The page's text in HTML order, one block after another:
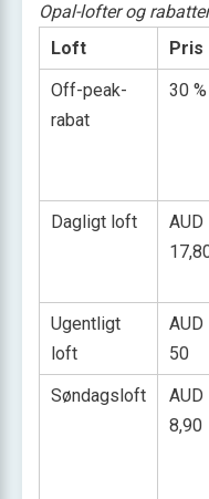
Opal-lofter og
Loft
Pris
Off-peak-
rabat
30 %
Dagligt loft
AUD
Ugentligt
loft
AUD
50
Søndagsloft
AUD
8,90